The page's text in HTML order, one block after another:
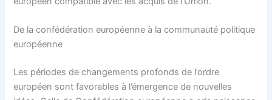
De la confédération européenne à la communauté politique
européenne
Les périodes de changements profonds de l’ordre
européen sont favorables à l’émergence de nouvelles